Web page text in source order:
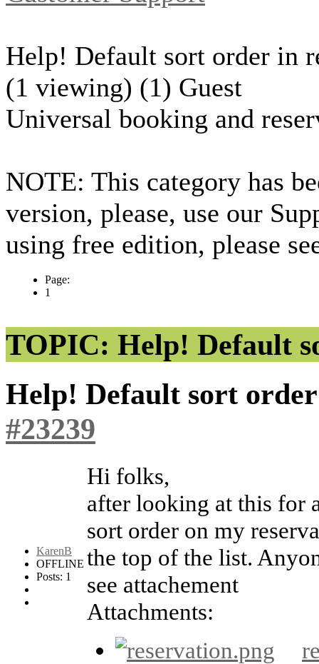
Help! Default sort order in
(1 viewing) (1) Guest
Universal booking and
NOTE: This category has
version, please, use our
using free edition, please
Page:
1
TOPIC: Help! Default
Help! Default sort
#23239
KarenB
OFFLINE
Posts: 1
Hi folks,
after looking at this for
sort order on my
the top of the list.
see attachement
Attachments: